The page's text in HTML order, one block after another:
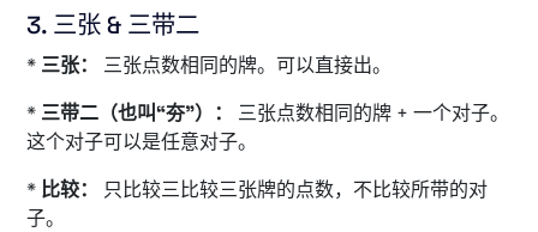
3. 三张 & 三带二
* 三张：
三张点数相同的牌。可以直接出。
* 三带二（也叫“夯”）：
三张点数相同的牌 + 一个对子。
这个对子可以是任意对子。
* 比较：
只比较三比较三张牌的点数，不比较所带的对
子。